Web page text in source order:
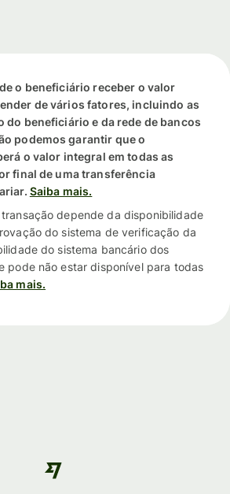
o beneficiário receber o valor
de vários fatores, incluindo as
do beneficiário e da rede de bancos
podemos garantir que o
o valor integral em todas as
final de uma transferência
Saiba mais.
depende da disponibilidade
do sistema de verificação da
do sistema bancário dos
pode não estar disponível para todas
mais.